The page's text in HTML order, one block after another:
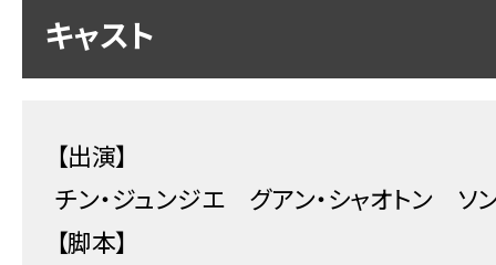
キャスト
【出演】
チン・ジュンジエ グアン・シャオトン ソ
【脚本】